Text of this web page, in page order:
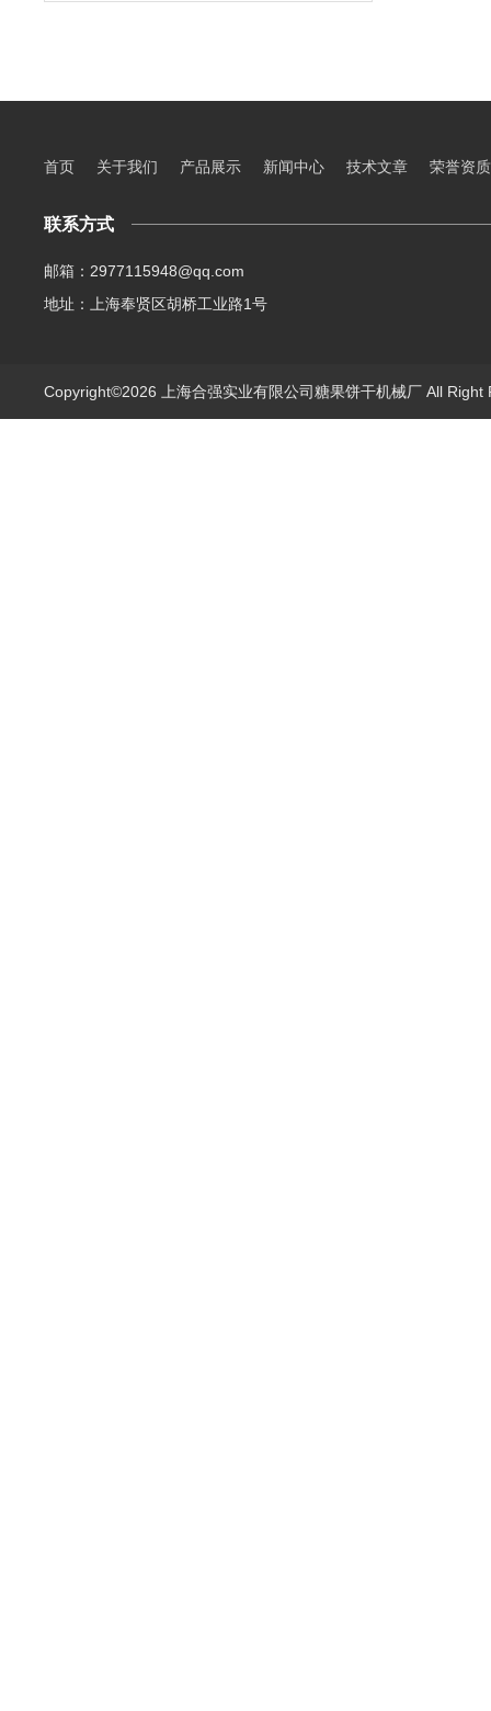
首页 关于我们 产品展示 新闻中心 技术文章 荣誉资质
联系方式
邮箱：2977115948@qq.com
地址：上海奉贤区胡桥工业路1号
Copyright©2026 上海合强实业有限公司糖果饼干机械厂 All